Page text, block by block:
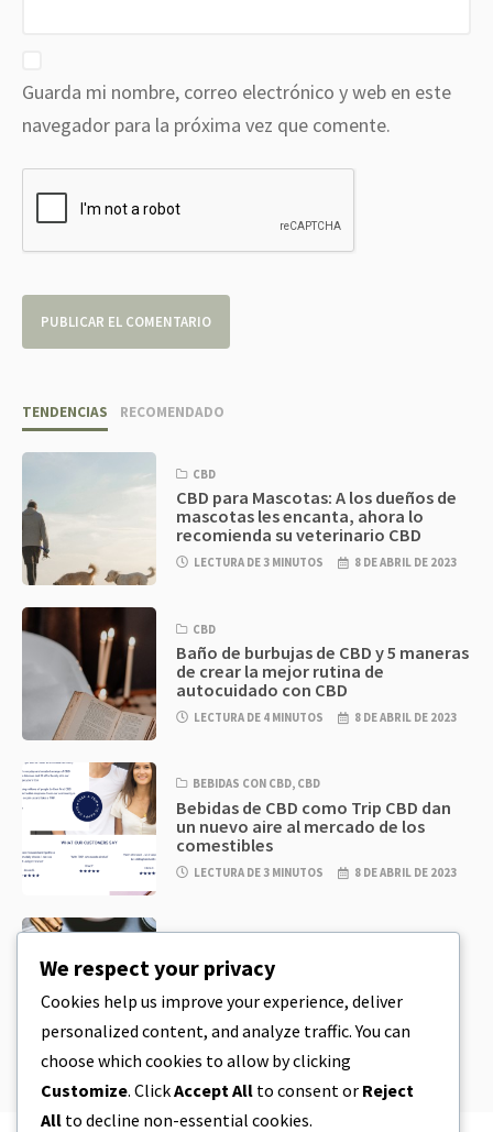
Guarda mi nombre, correo electrónico y web en este
navegador para la próxima vez que comente.
TENDENCIAS RECOMENDADO
CBD
CBD para Mascotas: A los dueños de
mascotas les encanta, ahora lo
recomienda su veterinario CBD
LECTURA DE 3 MINUTOS 8 DE ABRIL DE 2023
CBD
Baño de burbujas de CBD y 5 maneras
de crear la mejor rutina de
autocuidado con CBD
LECTURA DE 4 MINUTOS 8 DE ABRIL DE 2023
BEBIDAS CON CBD, CBD
Bebidas de CBD como Trip CBD dan
un nuevo aire al mercado de los
comestibles
LECTURA DE 3 MINUTOS 8 DE ABRIL DE 2023
Masa de galletas de CBD y
comestibles de CBD increíblemente
sencillos que puedes preparar en
casa
LECTURA DE 4 MINUTOS
We respect your privacy
Cookies help us improve your experience, deliver
personalized content, and analyze traffic. You can
choose which cookies to allow by clicking
Customize. ClickAccept All to consent or Reject
All to decline non-essential cookies.